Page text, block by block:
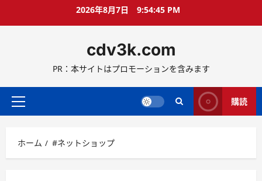
ス
ッ
2026年8月7日 9:54:45 PM
cdv3k.com
PR：本サイトはプロモーションを含みます
メ
メ
ニ
購読
ホーム #ネットショップ